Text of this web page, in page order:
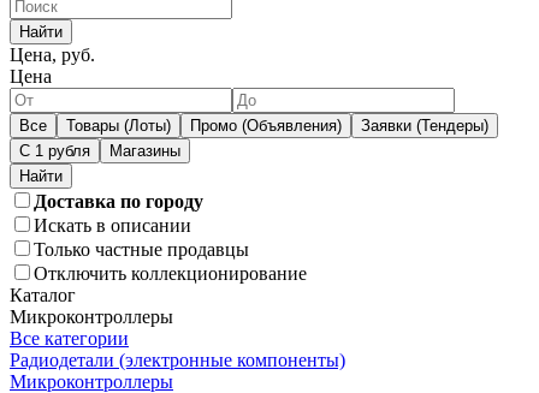
Найти
Цена, руб.
Цена
Все Товары (Лоты) Промо (Объявления)
Заявки (Тендеры)
С 1 рубля
Магазины
Доставка по городу
Искать в описании
Только частные продавцы
Отключить коллекционирование
Каталог
Микроконтроллеры
Все категории
Радиодетали (электронные компоненты)
Микроконтроллеры